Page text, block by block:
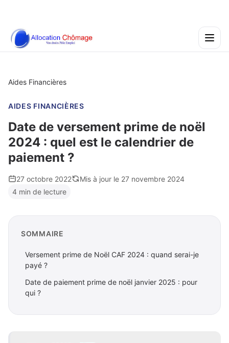
Aides Financières
AIDES FINANCIÈRES
Date de versement prime de noël
2024 : quel est le calendrier de
paiement ?
27 octobre 2022
Mis à jour le 27 novembre 2024
4 min de lecture
SOMMAIRE
Versement prime de Noël CAF 2024 : quand serai-je
payé ?
Date de paiement prime de noël janvier 2025 : pour
qui ?